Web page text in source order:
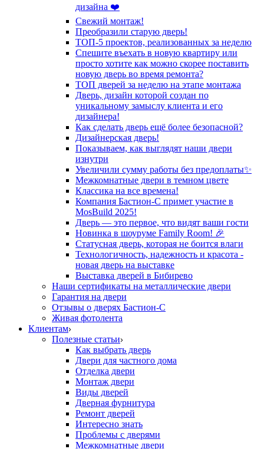
дизайна ❤️
Свежий монтаж!
Преобразили старую дверь!
ТОП-5 проектов, реализованных за неделю
Спешите въехать в новую квартиру или
просто хотите как можно скорее поставить
новую дверь во время ремонта?
ТОП дверей за неделю на этапе монтажа
Дверь, дизайн которой создан по
уникальному замыслу клиента и его
дизайнера!
Как сделать дверь ещё более безопасной?
Дизайнерская дверь!
Показываем, как выглядят наши двери
изнутри
Увеличили сумму работы без предоплаты✨
Межкомнатные двери в темном цвете
Классика на все времена!
Компания Бастион-С примет участие в
MosBuild 2025!
Дверь — это первое, что видят ваши гости
Новинка в шоуруме Family Room! 🎉
Статусная дверь, которая не боится влаги
Технологичность, надежность и красота -
новая дверь на выставке
Выставка дверей в Бибирево
Наши сертификаты на металлические двери
Гарантия на двери
Отзывы о дверях Бастион-С
Живая фотолента
Клиентам
Полезные статьи
Как выбрать дверь
Двери для частного дома
Отделка двери
Монтаж двери
Виды дверей
Дверная фурнитура
Ремонт дверей
Интересно знать
Проблемы с дверями
Межкомнатные двери